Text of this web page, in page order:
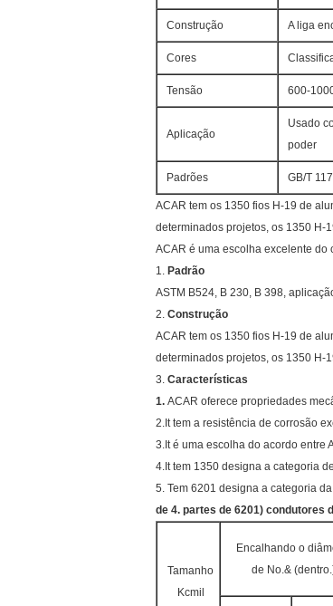
Construção A liga
Cores
Tensão 600-
Aplicação
Usado
poder
Padrões GB/T
ACAR tem os 1350 fios H-19 de
determinados projetos, os 1350 H-
ACAR é uma escolha excelente
1. Padrão
ASTM B524, B 230, B 398,
2. Construção
ACAR tem os 1350 fios H-19 de
determinados projetos, os 1350 H-
3. Características
1. ACAR oferece propriedades
2.It tem a resistência de corrosão
3.It é uma escolha do acordo entre
4.It tem 1350 designa a categoria
5. Tem 6201 designa a categoria
de 4. partes de 6201) condutores
Tamanho
Kcmil
Encalhando o
de No.&